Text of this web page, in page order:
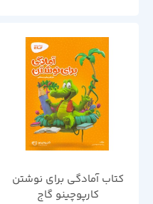
کتاب آمادگی برای نوشتن
کارپوچینو گاج